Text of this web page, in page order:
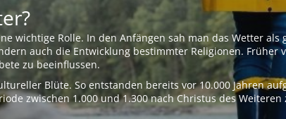
wichtige Rolle. In den Anfängen sah man das Wetter als
auch die Entwicklung bestimmter Religionen. Früher
zu beeinflussen.
Blüte. So entstanden bereits vor 10.000 Jahren
zwischen 1.000 und 1.300 nach Christus des Weiteren